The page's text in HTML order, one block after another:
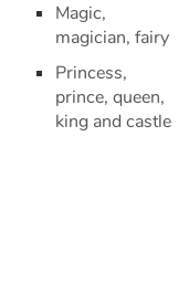
Magic,
magician, fairy
Princess,
prince, queen,
king and castle